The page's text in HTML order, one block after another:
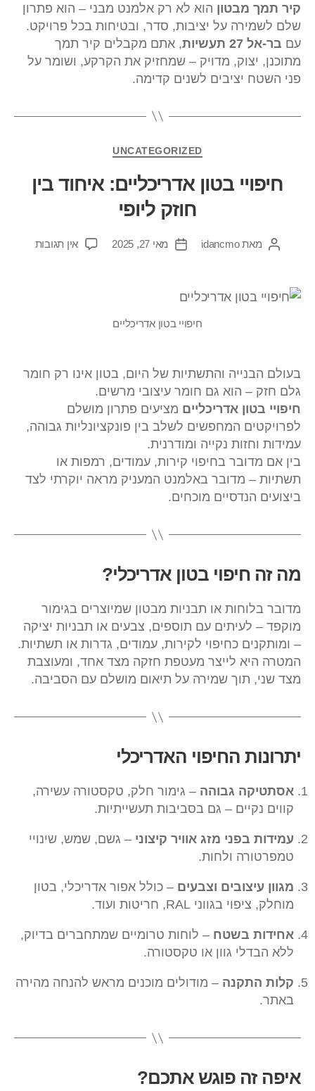
קיר תמך מבטון הוא לא רק אלמנט מבני – הוא פתרון
שלם לשמירה על יציבות, סדר, ובטיחות בכל פרויקט.
עם בר-אל 27 תעשיות
, אתם מקבלים קיר תמך
מתוכנן, יצוק, מדויק – שמחזיק את הקרקע, ושומר על
פני השטח יציבים לשנים קדימה.
UNCATEGORIZED
חיפויי בטון אדריכליים: איחוד בין
חוזק ליופי
מאתidancmo מאי 27, 2025 אין תגובות
חיפויי בטון אדריכליים
בעולם הבנייה והתשתיות של היום, בטון אינו רק חומר
גלם חזק – הוא גם חומר עיצובי מרשים.
חיפויי בטון אדריכליים מציעים פתרון מושלם
לפרויקטים המחפשים לשלב בין פונקציונליות גבוהה,
עמידות וחזות נקייה ומודרנית.
בין אם מדובר בחיפוי קירות, עמודים, רמפות או
תשתיות – מדובר באלמנט המעניק מראה יוקרתי לצד
ביצועים הנדסיים מוכחים.
מה זה חיפוי בטון אדריכלי?
מדובר בלוחות או תבניות מבטון שמיוצרים בגימור
מוקפד – לעיתים עם תוספים, צבעים או תבניות יציקה
– ומותקנים כחיפוי לקירות, עמודים, גדרות או תשתיות.
המטרה היא לייצר מעטפת חזקה מצד אחד, ומעוצבת
מצד שני, תוך שמירה על תיאום מושלם עם הסביבה.
יתרונות החיפוי האדריכלי
אסתטיקה גבוהה – גימור חלק, טקסטורה עשירה,
קווים נקיים – גם בסביבות תעשייתיות.
עמידות בפני מזג אוויר קיצוני – גשם, שמש, שינויי
טמפרטורה ולחות.
מגוון עיצובים וצבעים – כולל אפור אדריכלי, בטון
מוחלק, ציפוי בגווני RAL, חריטות ועוד.
אחידות בשטח – לוחות טרומיים שמתחברים בדיוק,
ללא הבדלי גוון או טקסטורה.
קלות התקנה – מודולים מוכנים מראש להנחה מהירה
באתר.
איפה זה פוגש אתכם?